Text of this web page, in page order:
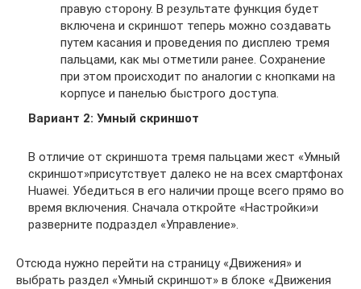
правую сторону. В результате функция будет
включена и скриншот теперь можно создавать
путем касания и проведения по дисплею тремя
пальцами, как мы отметили ранее. Сохранение
при этом происходит по аналогии с кнопками на
корпусе и панелью быстрого доступа.
Вариант 2: Умный скриншот
В отличие от скриншота тремя пальцами жест «Умный
скриншот»присутствует далеко не на всех смартфонах
Huawei. Убедиться в его наличии проще всего прямо во
время включения. Сначала откройте «Настройки»и
разверните подраздел «Управление».
Отсюда нужно перейти на страницу «Движения» и
выбрать раздел «Умный скриншот» в блоке «Движения